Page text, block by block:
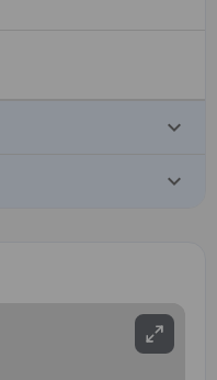
keyboard_arrow_down
keyboard_arrow_down